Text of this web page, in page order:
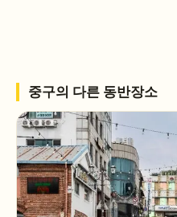
중구의 다른 동반장소